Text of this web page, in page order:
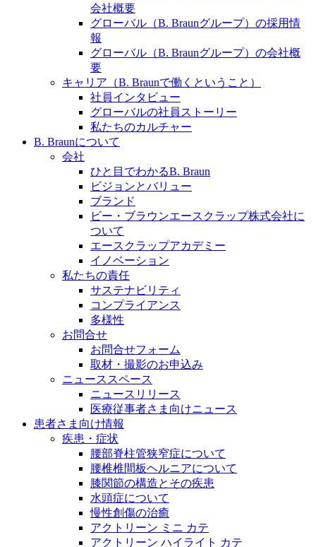
販売代理店さま向け情報​
お問合せ先、価格情報、E-Shopのご案内など販売店さ
ま向けの情報スペースです。
お問合せフォームより、ご質問をお送りください。
会社概要
グローバル（B. Braunグループ）の採用情
報
グローバル（B. Braunグループ）の会社概
要
キャリア（B. Braunで働くということ）
社員インタビュー
グローバルの社員ストーリー
私たちのカルチャー
B. Braunについて
会社
ひと目でわかるB. Braun
ビジョンとバリュー
ブランド
ビー・ブラウンエースクラップ株式会社に
ついて
エースクラップアカデミー
イノベーション
私たちの責任
サステナビリティ
コンプライアンス
多様性
お問合せ
お問合せフォーム
取材・撮影のお申込み
ニューススペース
ニュースリリース
医療従事者さま向けニュース
患者さま向け情報
疾患・症状
腰部脊柱管狭窄症について
腰椎椎間板ヘルニアについて
膝関節の構造とその疾患
水頭症について
慢性創傷の治癒
アクトリーン ミニ カテ
アクトリーン ハイライト カテ